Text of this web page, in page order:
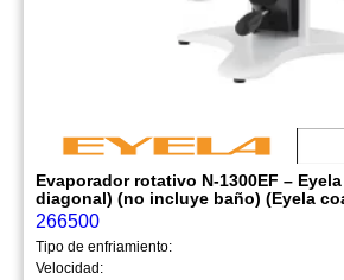
Evaporador rotativo N-1300EF –
diagonal) (no incluye baño) (Eyela
266500
Tipo de enfriamiento:
Velocidad: